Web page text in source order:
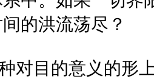
的洪流荡尽？
对目的意义的形